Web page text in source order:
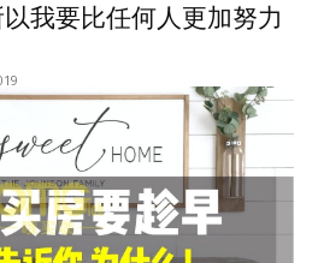
我要比任何人更加努力